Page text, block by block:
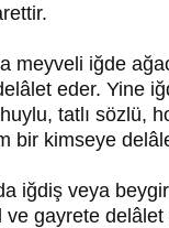
meyveli iğde
eder. Yine
tatlı sözlü,
bir kimseye
iğdiş veya
ve gayrete delâlet